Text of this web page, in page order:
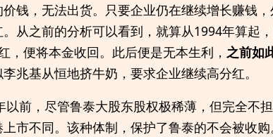
钱，无法出货。只要企业仍在继续增长赚钱，
从之前的分析可以看到，就算从1994年算起
，便将本金收回。此后便是无本生利， 之前如
兆基从恒地挤牛奶，要求企业继续高分红。
以前，尽管鲁泰大股东股权极稀薄，但完全不
市不同。该种体制，保护了鲁泰的不会被收